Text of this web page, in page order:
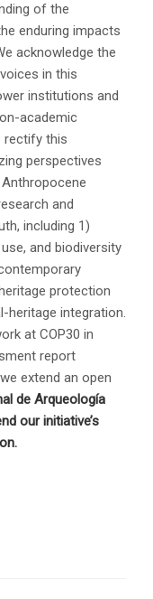
of the
enduring impacts
acknowledge the
in this
institutions and
academic
rectify this
perspectives
and
including 1)
and biodiversity
protection
heritage integration.
at COP30 in
report
extend an open
de Arqueología
our initiative’s